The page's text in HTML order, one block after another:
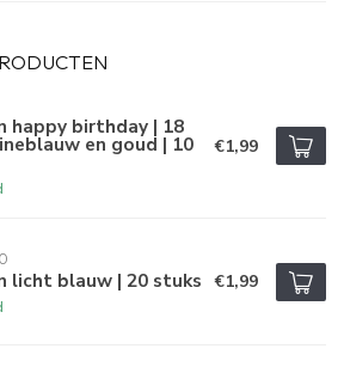
happy birthday | 18
en goud | 10 €1,99
licht blauw | 20 stuks €1,99